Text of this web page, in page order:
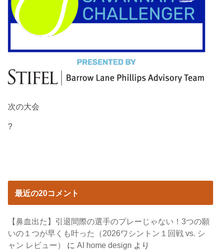
次の大会
?
最近の20コメント
【鼻血出た】引退間際の選手のプレーじゃない！3つの願
いの１つが早くも叶った（2026ワシントン１回戦 vs. シ
ャン レビュー）
にAI home design より